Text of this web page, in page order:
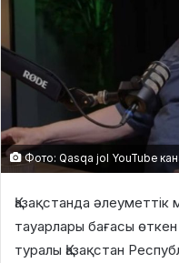
Фото: Qasqa jol YouTube
Қазақстанда
тауарлары бағасы
туралы Қазақстан